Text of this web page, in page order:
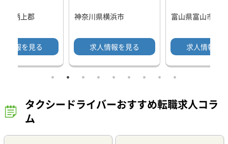
足柄上郡
情報を見る
神奈川県横浜市
求人情報を見る
富山県富山市
求人情報を
タクシードライバーおすすめ転職求人コラ
ム